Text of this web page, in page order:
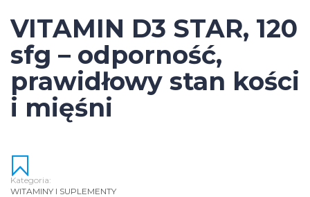
VITAMIN D3 STAR, 120
sfg – odporność,
prawidłowy stan kości
i mięśni
Kategoria:
WITAMINY I SUPLEMENTY